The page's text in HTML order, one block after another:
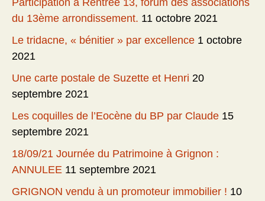
Participation à Rentrée 13, forum des associations
du 13ème arrondissement. 11 octobre 2021
Le tridacne, « bénitier » par excellence 1 octobre
2021
Une carte postale de Suzette et Henri 20
septembre 2021
Les coquilles de l’Eocène du BP par Claude 15
septembre 2021
18/09/21 Journée du Patrimoine à Grignon :
ANNULEE 11 septembre 2021
GRIGNON vendu à un promoteur immobilier ! 10